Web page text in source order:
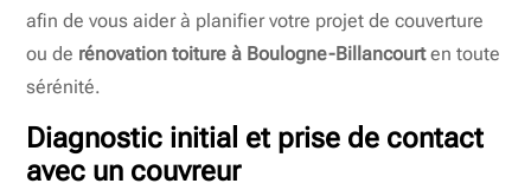
afin de vous aider à planifier votre projet de couverture
ou de rénovation toiture à Boulogne-Billancourten toute
sérénité.
Diagnostic initial et prise de contact
avec un couvreur